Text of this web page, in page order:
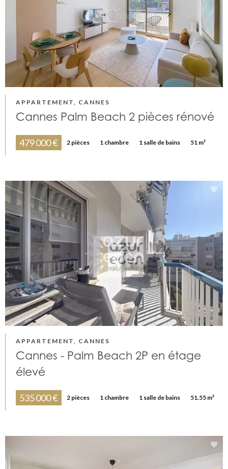
APPARTEMENT, CANNES
Cannes Palm Beach 2 pièces rénové
479 000 € 2 pièces 1 chambre 1 salle de bains 51 m²
APPARTEMENT, CANNES
Cannes - Palm Beach 2P en étage
élevé
535 000 € 2 pièces 1 chambre 1 salle de bains 51.55 m²